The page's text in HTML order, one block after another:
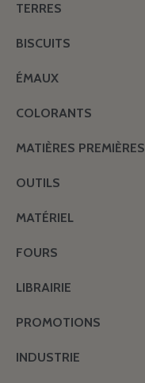
TERRES
BISCUITS
ÉMAUX
COLORANTS
MATIÈRES PREMIÈRES
OUTILS
MATÉRIEL
FOURS
LIBRAIRIE
PROMOTIONS
INDUSTRIE